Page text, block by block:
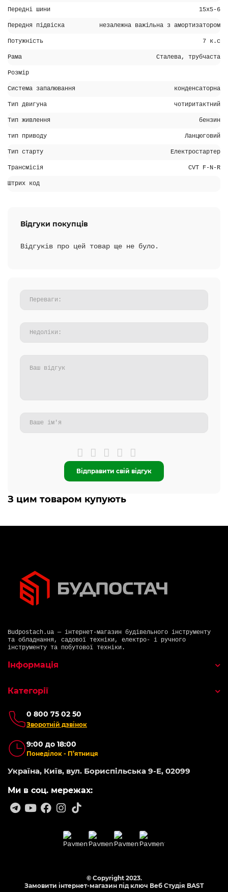
Передні шини 15x5-6
Передня підвіска незалежна важільна з амортизатором
Потужність 7 к.с
Рама Сталева, трубчаста
Розмір
Система запалювання конденсаторна
Тип двигуна чотиритактний
Тип живлення бензин
тип приводу Ланцюговий
Тип старту Електростартер
Трансмісія CVT F-N-R
Штрих код
Відгуки покупців
Відгуків про цей товар ще не було.
Відправити свій відгук
З цим товаром купують
Budpostach.ua — інтернет-магазин будівельного інструменту
та обладнання, садової техніки, електро- і ручного
інструменту та побутової техніки.
0 800 75 02 50
Зворотній дзвінок
9:00 до 18:00
Понеділок - П’ятниця
Україна, Київ, вул. Бориспільська 9-Е, 02099
Ми в соц. мережах:
Інформація
Категорії
© Copyright 2023.
Замовити інтернет-магазин під ключ Веб Студія BAST